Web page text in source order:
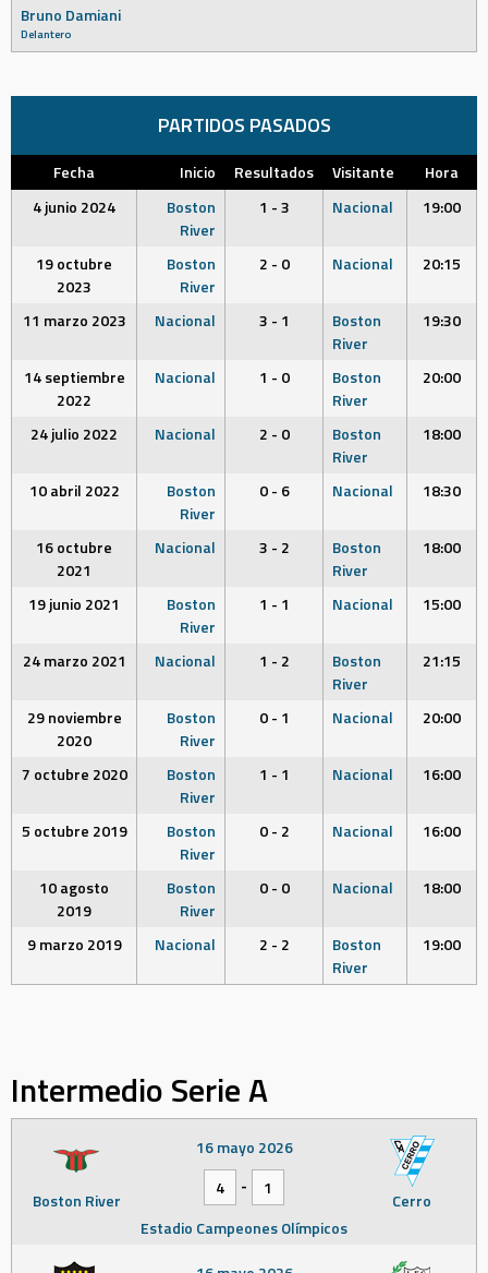
Bruno Damiani
Delantero
PARTIDOS PASADOS
Fecha Inicio Resultados Visitante
Hora
4 junio 2024
Boston
River
1 - 3 Nacional 19:00
19 octubre
2023
Boston
River
2 - 0 Nacional 20:15
11 marzo 2023 Nacional 3 - 1
Boston
River
19:30
14 septiembre
2022
Nacional 1 - 0
Boston
River
20:00
24 julio 2022 Nacional 2 - 0
Boston
River
18:00
10 abril 2022
Boston
River
0 - 6 Nacional 18:30
16 octubre
2021
Nacional 3 - 2
Boston
River
18:00
19 junio 2021
Boston
River
1 - 1 Nacional 15:00
24 marzo 2021 Nacional 1 - 2
Boston
River
21:15
29 noviembre
2020
Boston
River
0 - 1 Nacional 20:00
7 octubre 2020
Boston
River
1 - 1 Nacional 16:00
5 octubre 2019
Boston
River
0 - 2 Nacional 16:00
10 agosto
2019
Boston
River
0 - 0 Nacional 18:00
9 marzo 2019 Nacional 2 - 2
Boston
River
19:00
Intermedio Serie A
Boston River Cerro
16 mayo 2026
4
-
1
Estadio Campeones Olímpicos